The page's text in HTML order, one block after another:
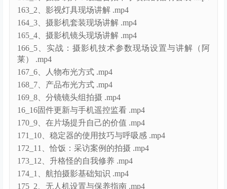
164_3、摄影机套装现场讲解 .mp4
165_4、摄影机镜头现场讲解 .mp4
166_5、实战：摄影机技术参数现场设置与讲解（阿
莱） .mp4
167_6、人物布光方式 .mp4
168_7、产品布光方式 .mp4
169_8、分镜镜头组拍摄 .mp4
16_16固件更新与手机遥控监看 .mp4
170_9、在片场提升自己的价值 .mp4
171_10、稳定器的使用技巧与呼吸感 .mp4
172_11、恰饭：采访案例的拍摄 .mp4
173_12、升格怪的自我修养 .mp4
174_1、航拍摄影基础知识 .mp4
175_2、无人机设置与保养指南 .mp4
176_3、国内飞行安全合法性：避坑指南 .mp4